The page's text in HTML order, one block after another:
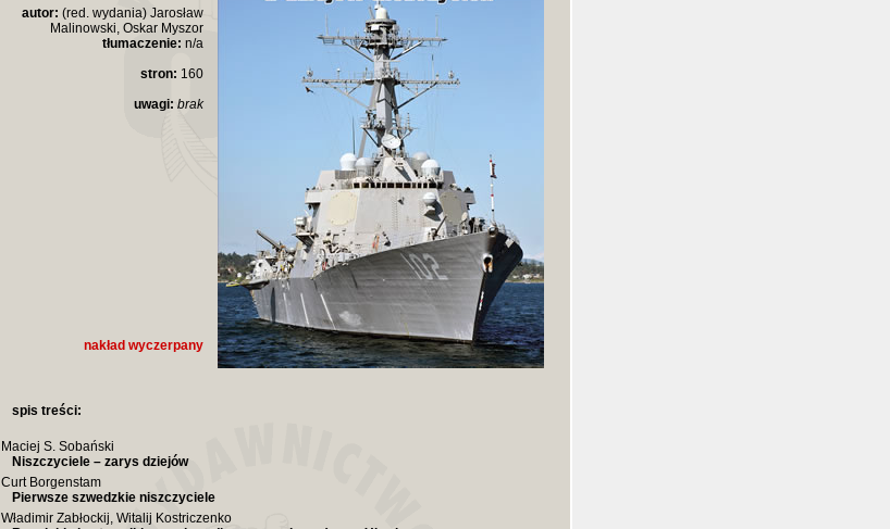
autor: (red. wydania) Jarosław
Malinowski, Oskar Myszor
tłumaczenie: n/a
stron: 160
uwagi: brak
nakład wyczerpany
spis treści:
Maciej S. Sobański
Niszczyciele – zarys dziejów
Curt Borgenstam
Pierwsze szwedzkie niszczyciele
Władimir Zabłockij, Witalij Kostriczenko